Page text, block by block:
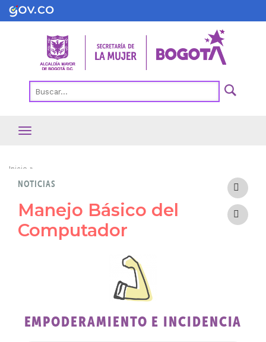
Pasar
al
Ruta
de
navegación
Inicio
NOTICIAS
Manejo Básico del
Computador
EMPODERAMIENTO E INCIDENCIA